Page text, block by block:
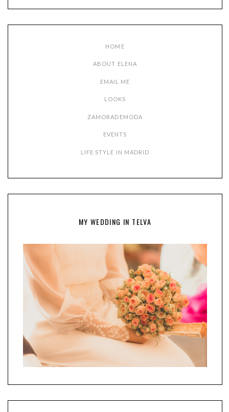
HOME
ABOUT ELENA
EMAIL ME
LOOKS
ZAMORADEMODA
EVENTS
LIFE STYLE IN MADRID
MY WEDDING IN TELVA